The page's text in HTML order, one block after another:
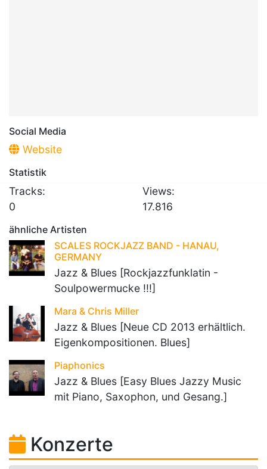
Social Media
Website
Statistik
Tracks:
0
Views:
17.816
ähnliche Artisten
SCALES ROCKJAZZ BAND - HANAU,
GERMANY
Jazz & Blues [Rockjazzfunklatin -
Soulpowermucke !!!]
Mara & Chris Miller
Jazz & Blues [Neue CD 2013 erhältlich.
Eigenkompositionen. Blues]
Piaphonics
Jazz & Blues [Easy Blues Jazzy Music
mit Piano, Saxophon, und Gesang.]
Konzerte